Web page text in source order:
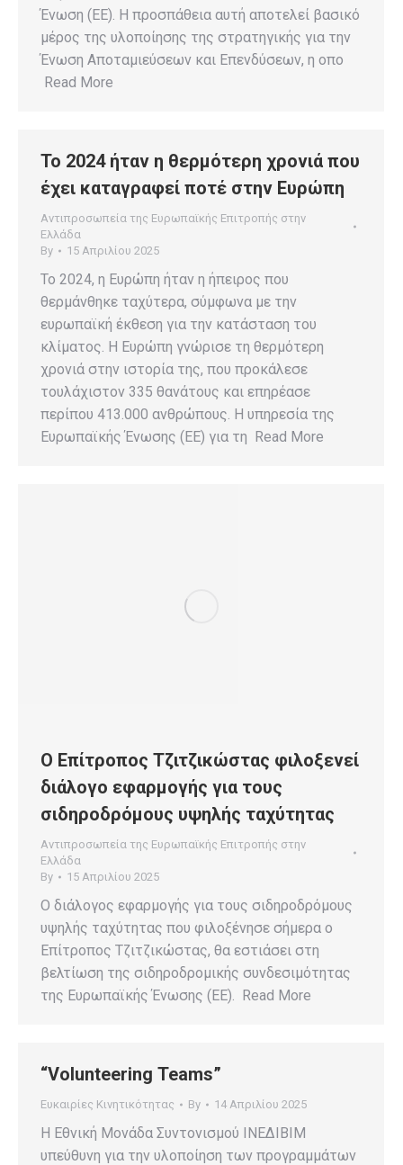
Ένωση (ΕΕ). Η προσπάθεια αυτή αποτελεί βασικό
μέρος της υλοποίησης της στρατηγικής για την
Ένωση Αποταμιεύσεων και Επενδύσεων, η οπο
Read More
Το 2024 ήταν η θερμότερη χρονιά που
έχει καταγραφεί ποτέ στην Ευρώπη
Αντιπροσωπεία της Ευρωπαϊκής Επιτροπής στην
Ελλάδα
By
15 Απριλίου 2025
Το 2024, η Ευρώπη ήταν η ήπειρος που
θερμάνθηκε ταχύτερα, σύμφωνα με την
ευρωπαϊκή έκθεση για την κατάσταση του
κλίματος. Η Ευρώπη γνώρισε τη θερμότερη
χρονιά στην ιστορία της, που προκάλεσε
τουλάχιστον 335 θανάτους και επηρέασε
περίπου 413.000 ανθρώπους. Η υπηρεσία της
Ευρωπαϊκής Ένωσης (ΕΕ) για τη Read More
Ο Επίτροπος Τζιτζικώστας φιλοξενεί
διάλογο εφαρμογής για τους
σιδηροδρόμους υψηλής ταχύτητας
Αντιπροσωπεία της Ευρωπαϊκής Επιτροπής στην
Ελλάδα
By
15 Απριλίου 2025
Ο διάλογος εφαρμογής για τους σιδηροδρόμους
υψηλής ταχύτητας που φιλοξένησε σήμερα ο
Επίτροπος Τζιτζικώστας, θα εστιάσει στη
βελτίωση της σιδηροδρομικής συνδεσιμότητας
της Ευρωπαϊκής Ένωσης (ΕΕ). Read More
“Volunteering Teams”
Ευκαιρίες Κινητικότητας By 14 Απριλίου 2025
Η Εθνική Μονάδα Συντονισμού ΙΝΕΔΙΒΙΜ
υπεύθυνη για την υλοποίηση των προγραμμάτων